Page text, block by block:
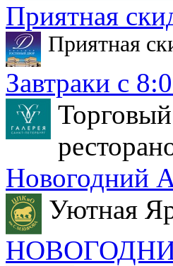
Приятная
Приятная
Завтраки с
Новогодний
Уютная